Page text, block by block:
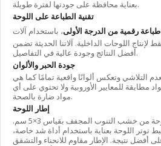
بعناية محافظة على جودتها لفترة طويلة.
تقنية الطباعة على اللوحة
طباعة رقمية من الدرجة الأولى، باستخدام آلات
اللوحات الداخلية. آلاتنا الحديثة تضمن
أفضل النتائج وجودة عالية في التفاصيل.
جودة الحبر والألوان
التلاشي وتعكس ألوانًا واقعية تمامًا كما هي
مطابقة للمعايير الأوروبية ولا تحتوي على أي
مواد ضارة بالصحة.
يتم تصنيع الإطار الخاص باللوحة من خشب التنوب المجفف بقياس 3×5 سم.
توتر اللوحة بعناية باستخدام أداة شد خاصة،
على أفضل نتيجة. الإطار مقاوم للانحناء والتشقق